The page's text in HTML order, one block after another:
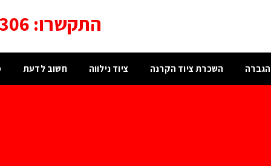
התקשרו: 052-8973306
השכרת ציוד הקרנה ציוד נילווה חשוב לדעת